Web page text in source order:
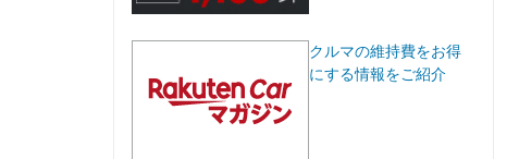
クルマの維持費をお得
にする情報をご紹介